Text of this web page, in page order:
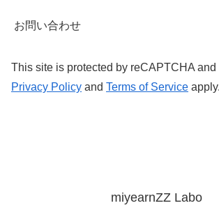
お問い合わせ
This site is protected by reCAPTCHA and
Privacy Policy and Terms of Service apply.
miyearnZZ Labo